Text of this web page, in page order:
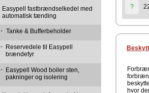
Easypell fastbrændselkedel med
automatisk tænding
- Tanke & Bufferbeholder
- Reservedele til Easypell
brændefyr
- Easypell Wood boiler sten,
pakninger og isolering
?
hvor